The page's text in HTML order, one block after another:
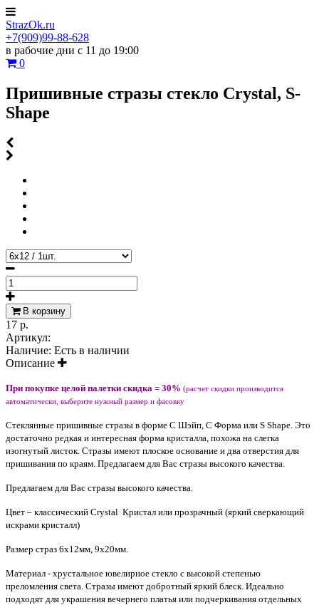
StrazOk.ru
+7(909)99-88-628
в рабочие дни с 11 до 19:00
0
Пришивные стразы стекло Crystal, S-
Shape
В корзину
17 р.
Артикул:
Наличие: Есть в наличии
Описание
При покупке целой палетки скидка = 30% (расчет скидки производится
автоматически, выберите нужный размер и фасовку
Стеклянные пришивные стразы в форме С Шэйп, С Форма или S Shape. Это
достаточно редкая и интересная форма кристалла, похожа на слегка
изогнутый листок. Стразы имеют плоское основание и два отверстия для
пришивания по краям. Предлагаем для Вас стразы высокого качества.
Предлагаем для Вас стразы высокого качества.
Цвет – классический Crystal Кристал или прозрачный (яркий сверкающий
искрами кристалл)
Размер страз 6х12мм, 9х20мм.
Материал - хрустальное ювелирное стекло с высокой степенью
преломления света. Стразы имеют добротный яркий блеск. Идеально
подходят для украшения вечернего платья или подчеркивания отдельных